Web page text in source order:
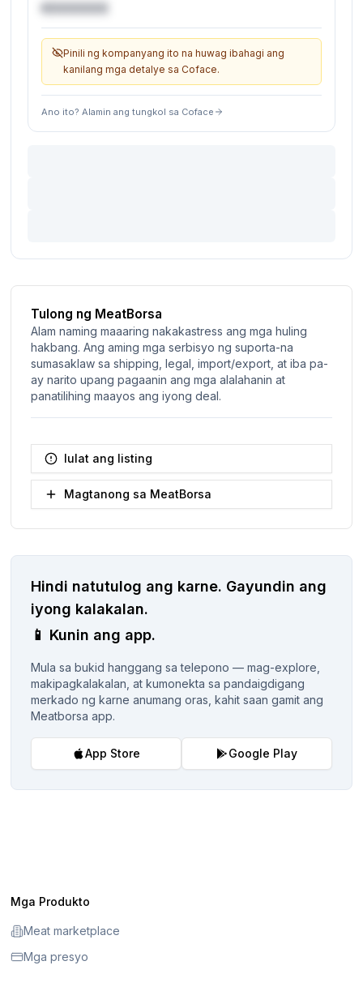
Pinili ng kompanyang ito na huwag ibahagi ang
kanilang mga detalye sa Coface.
Ano ito? Alamin ang tungkol sa Coface
Tulong ng MeatBorsa
Alam naming maaaring nakakastress ang mga huling
hakbang. Ang aming mga serbisyo ng suporta-na
sumasaklaw sa shipping, legal, import/export, at iba pa-
ay narito upang pagaanin ang mga alalahanin at
panatilihing maayos ang iyong deal.
Iulat ang listing
Magtanong sa MeatBorsa
Hindi natutulog ang karne. Gayundin ang
iyong kalakalan.
📱 Kunin ang app.
Mula sa bukid hanggang sa telepono — mag-explore,
makipagkalakalan, at kumonekta sa pandaigdigang
merkado ng karne anumang oras, kahit saan gamit ang
Meatborsa app.
App Store Google Play
Mga Produkto
Meat marketplace
Mga presyo